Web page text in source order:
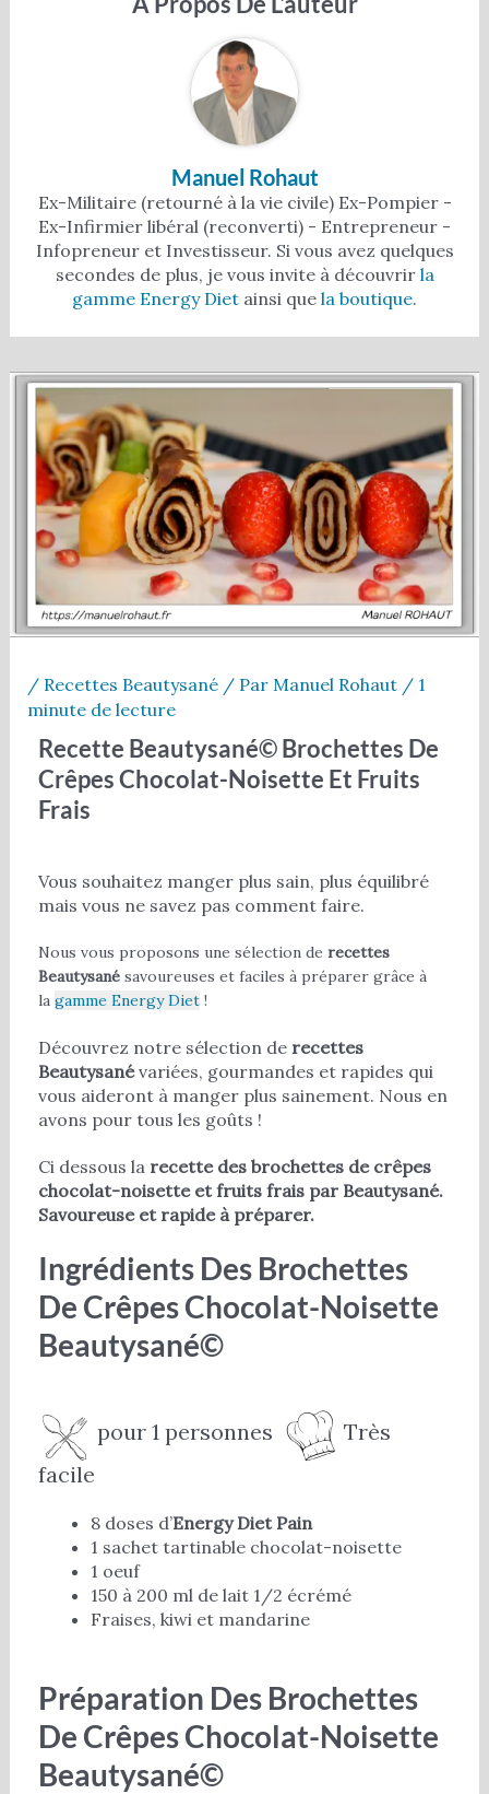
Manuel Rohaut
Ex-Militaire (retourné à la vie civile) Ex-Pompier -
Ex-Infirmier libéral (reconverti) - Entrepreneur -
Infopreneur et Investisseur. Si vous avez quelques
secondes de plus, je vous invite à découvrir la
gamme Energy Diet ainsi que la boutique.
/ Recettes Beautysané/ Par Manuel Rohaut / 1
minute de lecture
Recette Beautysané© Brochettes De
Crêpes Chocolat-Noisette Et Fruits
Frais
Vous souhaitez manger plus sain, plus équilibré
mais vous ne savez pas comment faire.
Nous vous proposons une sélection de recettes
Beautysanésavoureuses et faciles à préparer grâce à
la gamme Energy Diet !
Découvrez notre sélection de recettes
Beautysanévariées, gourmandes et rapides qui
vous aideront à manger plus sainement. Nous en
avons pour tous les goûts !
Ci dessous la recette des brochettes de crêpes
chocolat-noisette et fruits frais par Beautysané.
Savoureuse et rapide à préparer.
Ingrédients Des Brochettes
De Crêpes Chocolat-Noisette
Beautysané©
pour 1 personnes
Très
facile
8 doses d’Energy Diet Pain
1 sachet tartinable chocolat-noisette
1 oeuf
150 à 200 ml de lait 1/2 écrémé
Fraises, kiwi et mandarine
Préparation Des Brochettes
De Crêpes Chocolat-Noisette
Beautysané©